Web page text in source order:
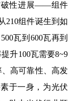
破性进展——组件
210组件诞生到如
00瓦到600瓦再到
升100瓦需要8~9
高可靠性、 高发
于一身 ，为光伏